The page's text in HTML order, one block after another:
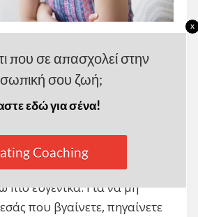
από σας ίσως δεν είστε
και δεν εκμεταλλεύεστε τις
παρουσιάζονται για να
δεν είστε κοινωνικές. Δεν
ευγενικά. Για να μη
που βγαίνετε, πηγαίνετε
που σε απασχολεί στην
σου ζωή;
εδώ για σένα!
Coaching
x